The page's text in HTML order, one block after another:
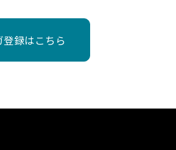
録はこちら